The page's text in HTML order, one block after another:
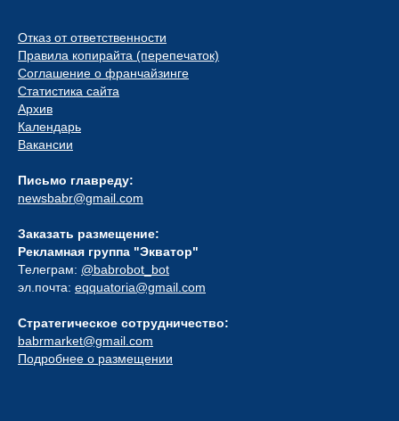
Отказ от ответственности
Правила копирайта (перепечаток)
Соглашение о франчайзинге
Статистика сайта
Архив
Календарь
Вакансии
Письмо главреду:
newsbabr@gmail.com
Заказать размещение:
Рекламная группа "Экватор"
Телеграм: @babrobot_bot
эл.почта: eqquatoria@gmail.com
Стратегическое сотрудничество:
babrmarket@gmail.com
Подробнее о размещении